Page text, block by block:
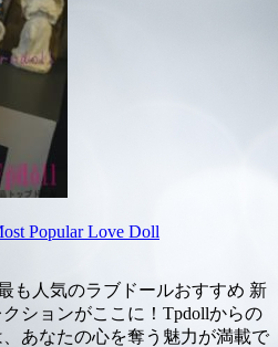
Popular Love Doll
も人気のラブドールおすすめ 新
ションがここに！Tpdollからの
あなたの心を奪う魅力が満載で